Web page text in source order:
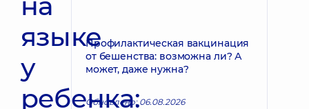
языке
у
ребенка:
Профилактическая вакцинация
от бешенства: возможна ли? А
может, даже нужна?
Обновлено: 06.08.2026